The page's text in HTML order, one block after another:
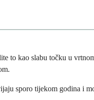
to kao slabu točku u
sporo tijekom godina i